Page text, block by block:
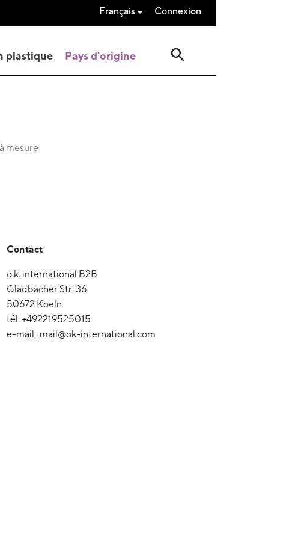
Français Connexion
plastique Pays d'origine search
mesure
Contact
o.k. international B2B
Gladbacher Str. 36
50672 Koeln
tél:+492219525015
e-mail : mail@ok-international.com